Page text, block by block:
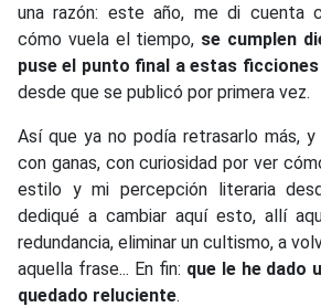
una razón: este año, me di cuenta
cómo vuela el tiempo, se cumplen
puse el punto final a estas
desde que se publicó por primera vez.
Así que ya no podía retrasarlo más,
con ganas, con curiosidad por ver
estilo y mi percepción literaria
dediqué a cambiar aquí esto, allí
redundancia, eliminar un cultismo, a
aquella frase... En fin: que le he dado
quedado reluciente.